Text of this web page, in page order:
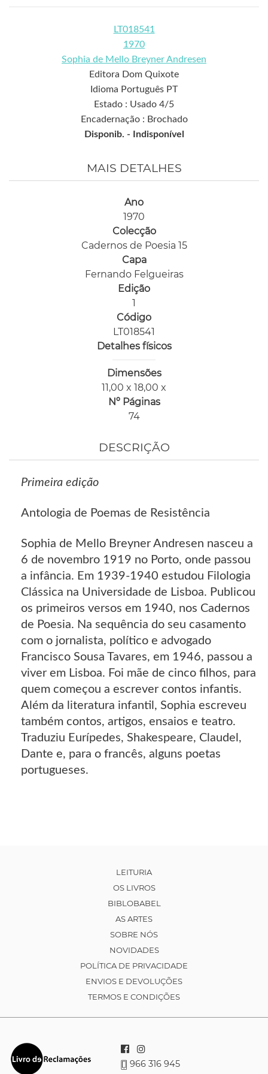
LT018541
1970
Sophia de Mello Breyner Andresen
Editora Dom Quixote
Idioma Português PT
Estado : Usado 4/5
Encadernação : Brochado
Disponib. -
Indisponível
MAIS DETALHES
Ano
1970
Colecção
Cadernos de Poesia 15
Capa
Fernando Felgueiras
Edição
1
Código
LT018541
Detalhes físicos
Dimensões
11,00 x 18,00 x
Nº Páginas
74
DESCRIÇÃO
Primeira edição
Antologia de Poemas de Resistência
Sophia de Mello Breyner Andresen nasceu a
6 de novembro 1919 no Porto, onde passou
a infância. Em 1939-1940 estudou Filologia
Clássica na Universidade de Lisboa. Publicou
os primeiros versos em 1940, nos Cadernos
de Poesia. Na sequência do seu casamento
com o jornalista, político e advogado
Francisco Sousa Tavares, em 1946, passou a
viver em Lisboa. Foi mãe de cinco filhos, para
quem começou a escrever contos infantis.
Além da literatura infantil, Sophia escreveu
também contos, artigos, ensaios e teatro.
Traduziu Eurípedes, Shakespeare, Claudel,
Dante e, para o francês, alguns poetas
portugueses.
LEITURIA
OS LIVROS
BIBLOBABEL
AS ARTES
SOBRE NÓS
NOVIDADES
POLÍTICA DE PRIVACIDADE
ENVIOS E DEVOLUÇÕES
TERMOS E CONDIÇÕES
966 316 945